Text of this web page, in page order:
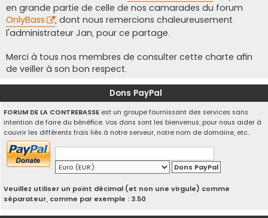
en grande partie de celle de nos camarades du forum
OnlyBass
, dont nous remercions chaleureusement
l'administrateur Jan, pour ce partage.
Merci à tous nos membres de consulter cette charte afin
de veiller à son bon respect.
Dons PayPal
FORUM DE LA CONTREBASSE est un groupe fournissant des services sans
intention de faire du bénéfice. Vos dons sont les bienvenus, pour nous aider à
couvrir les différents frais liés à notre serveur, notre nom de domaine, etc..
Veuillez utiliser un point décimal (et non une virgule) comme
séparateur, comme par exemple : 3.50